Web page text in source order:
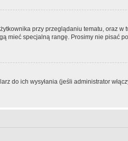
przy przeglądaniu tematu, oraz
mieć specjalną rangę. Prosimy nie pisać
do ich wysyłania (jeśli administrator